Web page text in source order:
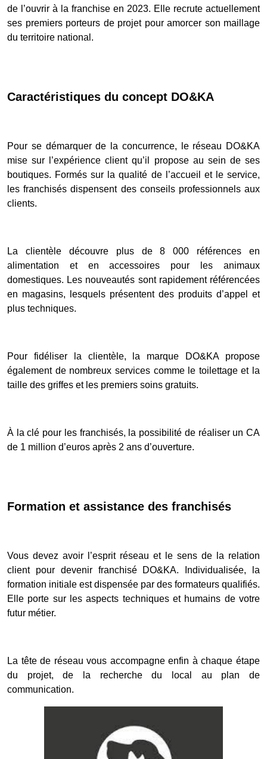
de l’ouvrir à la franchise en 2023. Elle recrute actuellement
ses premiers porteurs de projet pour amorcer son maillage
du territoire national.
Caractéristiques du concept DO&KA
Pour se démarquer de la concurrence, le réseau DO&KA
mise sur l’expérience client qu’il propose au sein de ses
boutiques. Formés sur la qualité de l’accueil et le service,
les franchisés dispensent des conseils professionnels aux
clients.
La clientèle découvre plus de 8 000 références en
alimentation et en accessoires pour les animaux
domestiques. Les nouveautés sont rapidement référencées
en magasins, lesquels présentent des produits d’appel et
plus techniques.
Pour fidéliser la clientèle, la marque DO&KA propose
également de nombreux services comme le toilettage et la
taille des griffes et les premiers soins gratuits.
À la clé pour les franchisés, la possibilité de réaliser un CA
de 1 million d’euros après 2 ans d’ouverture.
Formation et assistance des franchisés
Vous devez avoir l’esprit réseau et le sens de la relation
client pour devenir franchisé DO&KA. Individualisée, la
formation initiale est dispensée par des formateurs qualifiés.
Elle porte sur les aspects techniques et humains de votre
futur métier.
La tête de réseau vous accompagne enfin à chaque étape
du projet, de la recherche du local au plan de
communication.